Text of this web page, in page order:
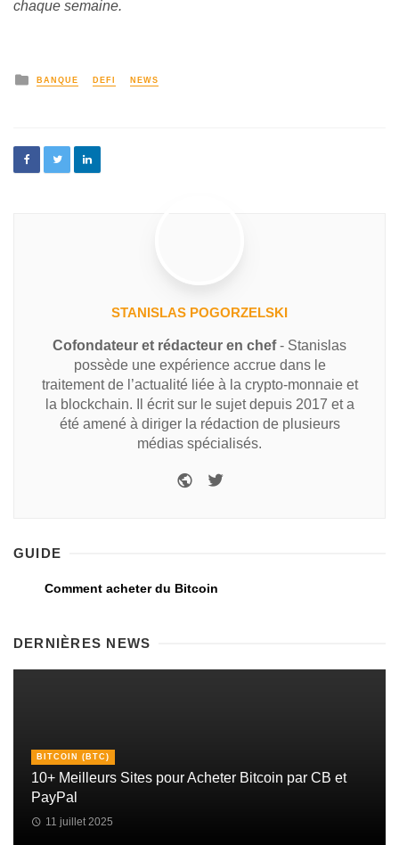
chaque semaine.
BANQUE DEFI NEWS
STANISLAS POGORZELSKI
Cofondateur et rédacteur en chef- Stanislas
possède une expérience accrue dans le
traitement de l’actualité liée à la crypto-monnaie et
la blockchain. Il écrit sur le sujet depuis 2017 et a
été amené à diriger la rédaction de plusieurs
médias spécialisés.
GUIDE
Comment acheter du Bitcoin
DERNIÈRES NEWS
BITCOIN (BTC)
10+ Meilleurs Sites pour Acheter Bitcoin par CB et
PayPal
11 juillet 2025